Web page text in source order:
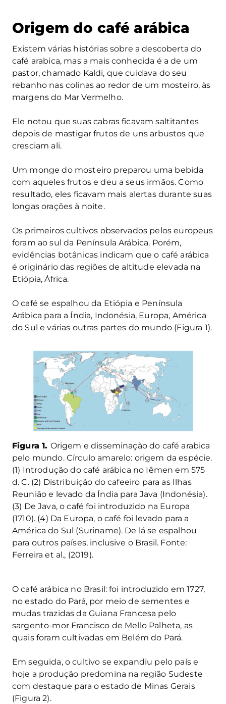
Origem do café arábica
Existem várias histórias sobre a descoberta do
café arabica, mas a mais conhecida é a de um
pastor, chamado Kaldi, que cuidava do seu
rebanho nas colinas ao redor de um mosteiro, às
margens do Mar Vermelho.
Ele notou que suas cabras ficavam saltitantes
depois de mastigar frutos de uns arbustos que
cresciam ali.
Um monge do mosteiro preparou uma bebida
com aqueles frutos e deu a seus irmãos. Como
resultado, eles ficavam mais alertas durante suas
longas orações à noite.
Os primeiros cultivos observados pelos europeus
foram ao sul da Península Arábica. Porém,
evidências botânicas indicam que o café arábica
é originário das regiões de altitude elevada na
Etiópia, África.
O café se espalhou da Etiópia e Península
Arábica para a Índia, Indonésia, Europa, América
do Sul e várias outras partes do mundo (Figura 1).
Figura 1. Origem e disseminação do café arabica
pelo mundo. Círculo amarelo: origem da espécie.
(1) Introdução do café arábica no Iêmen em 575
d. C. (2) Distribuição do cafeeiro para as Ilhas
Reunião e levado da Índia para Java (Indonésia).
(3) De Java, o café foi introduzido na Europa
(1710). (4) Da Europa, o café foi levado para a
América do Sul (Suriname). De lá se espalhou
para outros países, inclusive o Brasil. Fonte:
Ferreira et al., (2019).
O café arábica no Brasil: foi introduzido em 1727,
no estado do Pará, por meio de sementes e
mudas trazidas da Guiana Francesa pelo
sargento-mor Francisco de Mello Palheta, as
quais foram cultivadas em Belém do Pará.
Em seguida, o cultivo se expandiu pelo país e
hoje a produção predomina na região Sudeste
com destaque para o estado de Minas Gerais
(Figura 2).